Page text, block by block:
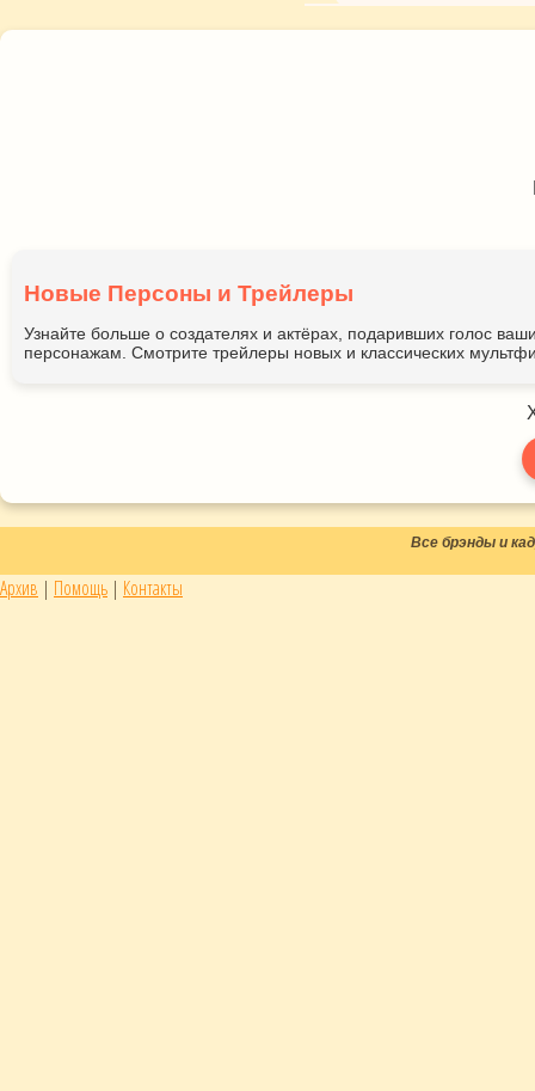
Новые Персоны и Трейлеры
Узнайте больше о создателях и актёрах, подаривших голос
персонажам. Смотрите трейлеры новых и классических
Все брэнды и
Архив | Помощь | Контакты